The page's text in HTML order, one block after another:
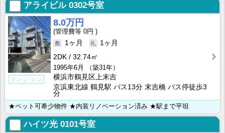
アライビル0302号室
マンション
8.0万円
0円
1ヶ月
1ヶ月
2DK
32.74㎡
1995年6月
（築31年）
横浜市鶴見区上末吉
京浜東北線 鶴見駅 バス13分 末吉橋 バス停徒歩3
分
★ペット可希少物件 ★内装リノベーション済み ★駅まで平坦
ハイツ光 0101号室